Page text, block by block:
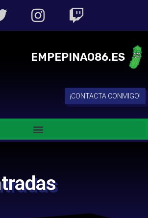
EMPEPINAO86.ES
¡CONTACTA CONMIGO!